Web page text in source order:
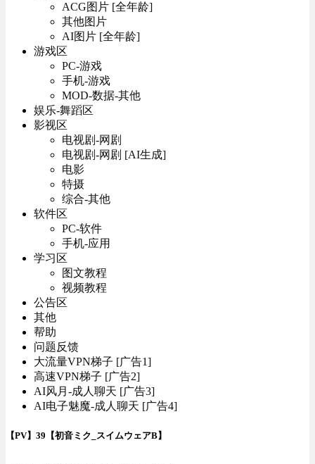
ACG图片 [全年龄]
其他图片
AI图片 [全年龄]
游戏区
PC-游戏
手机-游戏
MOD-数据-其他
娱乐-舞蹈区
影视区
电视剧-网剧
电视剧-网剧 [AI生成]
电影
特摄
综合-其他
软件区
PC-软件
手机-应用
学习区
图文教程
视频教程
公告区
其他
帮助
问题反馈
大流量VPN梯子 [广告1]
高速VPN梯子 [广告2]
AI风月-成人聊天 [广告3]
AI电子魅魔-成人聊天 [广告4]
【PV】39【初音ミク_スイムウェアB】